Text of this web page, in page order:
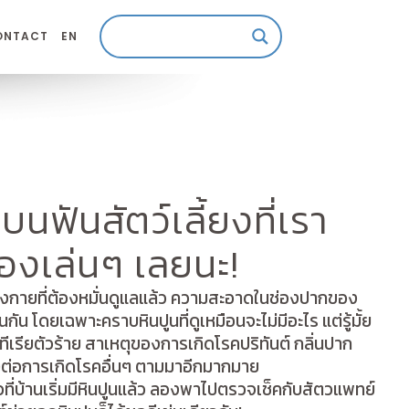
EN
นฟันสัตว์เลี้ยงที่เรา
งเล่นๆ เลยนะ!
กายที่ต้องหมั่นดูแลแล้ว ความสะอาดในช่องปากของ
กัน โดยเฉพาะคราบหินปูนที่ดูเหมือนจะไม่มีอะไร แต่รู้มั้ย
รียตัวร้าย สาเหตุของการเกิดโรคปริทันต์ กลิ่นปาก
อการเกิดโรคอื่นๆ ตามมาอีกมากมาย
ที่บ้านเริ่มมีหินปูนแล้ว ลองพาไปตรวจเช็คกับสัตวแพทย์